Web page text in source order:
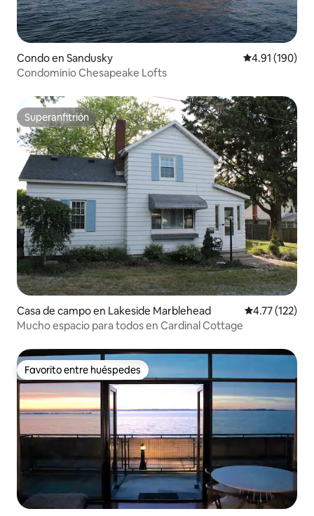
Condo en Sandusky Calificación
4.91 (190)
Condominio Chesapeake Lofts
Superanfitrión
Superanfitrión
Casa de campo en Lakeside Marblehead Calificación
4.77 (122)
Mucho espacio para todos en Cardinal Cottage
Favorito entre huéspedes
Favorito entre huéspedes